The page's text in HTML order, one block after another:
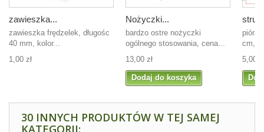
zawieszka...
zawieszka frędzelek, długośc
40 mm, kolor...
1,00 zł
Nożyczki...
bardzo ostre nożyczki
ogólnego stosowania, cena...
13,00 zł
Dodaj do koszyka
pióra
cm,
5,00
30 INNYCH PRODUKTÓW W TEJ SAMEJ